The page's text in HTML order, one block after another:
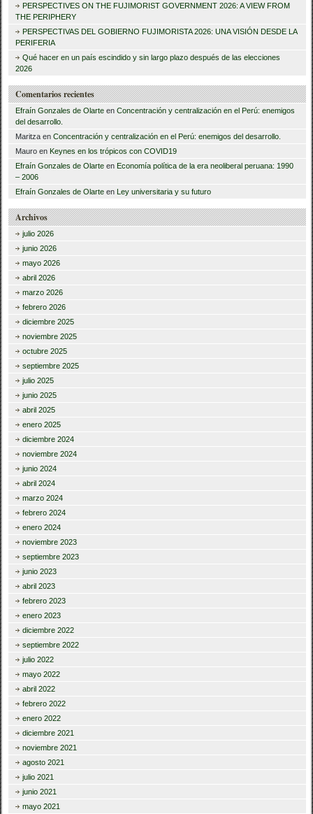
a
:
PERSPECTIVES ON THE FUJIMORIST GOVERNMENT 2026: A VIEW FROM
THE PERIPHERY
PERSPECTIVAS DEL GOBIERNO FUJIMORISTA 2026: UNA VISIÓN DESDE LA
PERIFERIA
Qué hacer en un país escindido y sin largo plazo después de las elecciones
2026
Comentarios recientes
Efraín Gonzales de Olarte enConcentración y centralización en el Perú: enemigos
del desarrollo.
Maritza enConcentración y centralización en el Perú: enemigos del desarrollo.
Mauro en Keynes en los trópicos con COVID19
Efraín Gonzales de Olarte en Economía política de la era neoliberal peruana: 1990
– 2006
Efraín Gonzales de Olarte en Ley universitaria y su futuro
Archivos
julio 2026
junio 2026
mayo 2026
abril 2026
marzo 2026
febrero 2026
diciembre 2025
noviembre 2025
octubre 2025
septiembre 2025
julio 2025
junio 2025
abril 2025
enero 2025
diciembre 2024
noviembre 2024
junio 2024
abril 2024
marzo 2024
febrero 2024
enero 2024
noviembre 2023
septiembre 2023
junio 2023
abril 2023
febrero 2023
enero 2023
diciembre 2022
septiembre 2022
julio 2022
mayo 2022
abril 2022
febrero 2022
enero 2022
diciembre 2021
noviembre 2021
agosto 2021
julio 2021
junio 2021
mayo 2021